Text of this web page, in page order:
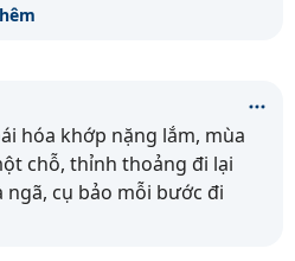
hóa khớp nặng lắm, mùa
chỗ, thỉnh thoảng đi lại
ngã, cụ bảo mỗi bước đi